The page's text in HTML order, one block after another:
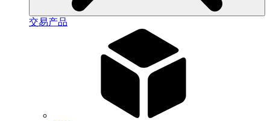
交易产品